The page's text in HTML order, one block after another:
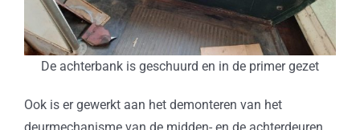
De achterbank is geschuurd en in de primer gezet
Ook is er gewerkt aan het demonteren van het